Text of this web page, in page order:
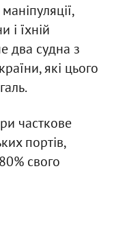
і їхній
два судна з
які цього
часткове
портів,
свого